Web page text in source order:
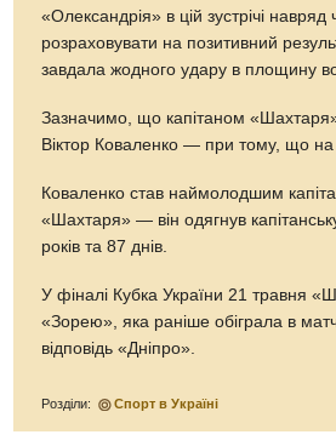
«Олександрія» в цій зустрічі навряд
розраховувати на позитивний
завдала жодного удару в площину
Зазначимо, що капітаном
Віктор Коваленко — при тому, що на
Коваленко став наймолодшим
«Шахтаря» — він одягнув
років та 87 днів.
У фіналі Кубка України 21 травня
«Зорею», яка раніше обіграла в
відповідь «Дніпро».
Розділи: Спорт в Україні